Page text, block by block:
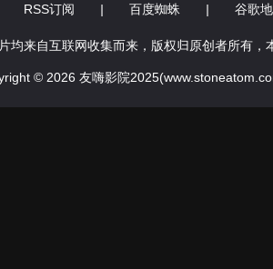
RSS订阅 | 百度蜘蛛 | 谷歌
均来自互联网收集而来，版权归原创者所有
© 2026 友嗨影院